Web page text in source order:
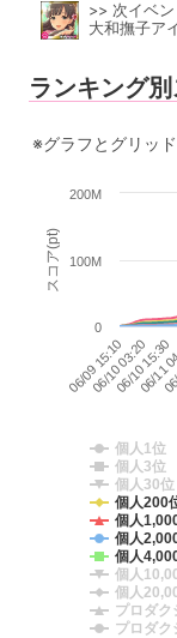
>> 次イベン
大和撫子ア
ランキング
※グラフとグリッ
スコア(pt)
06/09 15:10
06/10 03:20
06/10 15:30
06/11
0
100M
200M
個人1位
個人3位
個人30位
個人200
個人
個人
個人
個人
個人
プロダク
プロダク